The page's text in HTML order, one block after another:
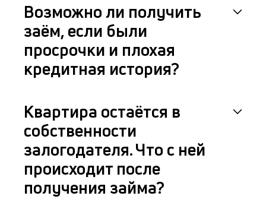
Возможно ли получить
заём, если были
просрочки и плохая
кредитная история?
Квартира остаётся в
собственности
залогодателя. Что с ней
происходит после
получения займа?